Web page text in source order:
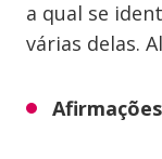
a qual se
várias delas.